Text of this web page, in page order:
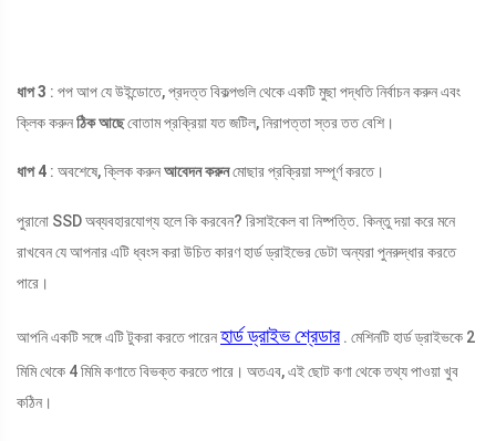
ধাপ 3 : পপ আপ যে উইন্ডোতে, প্রদত্ত বিকল্পগুলি থেকে একটি মুছা পদ্ধতি নির্বাচন করুন এবং
ক্লিক করুনঠিক আছেবোতাম প্রক্রিয়া যত জটিল, নিরাপত্তা স্তর তত বেশি।
ধাপ 4 : অবশেষে, ক্লিক করুনআবেদন করুনমোছার প্রক্রিয়া সম্পূর্ণ করতে।
পুরানো SSD অব্যবহারযোগ্য হলে কি করবেন? রিসাইকেল বা নিষ্পত্তি. কিন্তু দয়া করে মনে
রাখবেন যে আপনার এটি ধ্বংস করা উচিত কারণ হার্ড ড্রাইভের ডেটা অন্যরা পুনরুদ্ধার করতে
পারে।
আপনি একটি সঙ্গে এটি টুকরা করতে পারেনহার্ড ড্রাইভ শ্রেডার. মেশিনটি হার্ড ড্রাইভকে 2
মিমি থেকে 4 মিমি কণাতে বিভক্ত করতে পারে। অতএব, এই ছোট কণা থেকে তথ্য পাওয়া খুব
কঠিন।